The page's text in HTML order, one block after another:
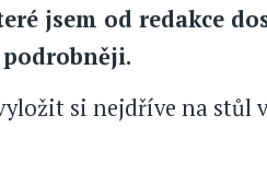
jsem od redakce
si nejdříve na stůl